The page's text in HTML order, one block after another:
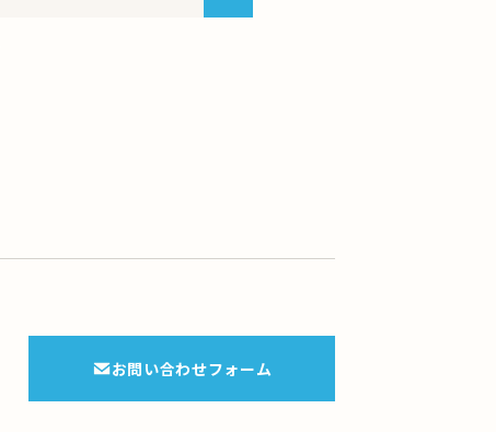
お問い合わせフォーム